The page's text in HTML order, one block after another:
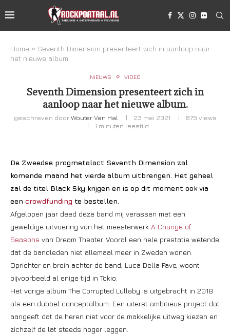
Home » Seventh Dimension presenteert zich in aanloop naar
het nieuwe album.
NIEUWS VIDEO
Seventh Dimension presenteert zich in
aanloop naar het nieuwe album.
geschreven doorWouter Van Hal 23 mei 2021 875 views
1 minuten leestijd
De Zweedse progmetalact Seventh Dimension zal
komende maand het vierde album uitbrengen. Het geheel
zal de titel Black Sky krijgen en is op dit moment ook via
een crowdfunding te bestellen.
Afgelopen jaar deed deze band mij verassen met een
geweldige uitvoering van het meesterwerk A Change of
Seasons van Dream Theater. Vooral een hele prestatie wetende
dat de bandleden niet allemaal meer in Zweden wonen.
Oprichter en brein achter de band, Luca Della Fave, woont
bijvoorbeeld al enige tijd in Tokio.
Het vorige album The Corrupted Lullaby is uitgebracht in 2018
als een dubbel conceptalbum. Een uiterst ambitieus project dat
aangeeft dat de heren niet voor de makkelijke uitweg kiezen en
zichzelf de lat steeds hoger leggen.